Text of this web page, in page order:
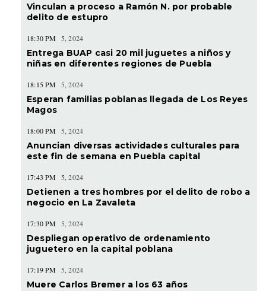
Vinculan a proceso a Ramón N. por probable
delito de estupro
18:30 PM 5, 2024
Entrega BUAP casi 20 mil juguetes a niños y
niñas en diferentes regiones de Puebla
18:15 PM 5, 2024
Esperan familias poblanas llegada de Los Reyes
Magos
18:00 PM 5, 2024
Anuncian diversas actividades culturales para
este fin de semana en Puebla capital
17:43 PM 5, 2024
Detienen a tres hombres por el delito de robo a
negocio en La Zavaleta
17:30 PM 5, 2024
Despliegan operativo de ordenamiento
juguetero en la capital poblana
17:19 PM 5, 2024
Muere Carlos Bremer a los 63 años